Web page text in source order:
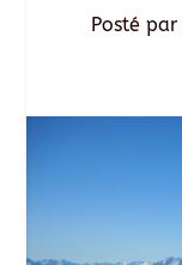
Posté par